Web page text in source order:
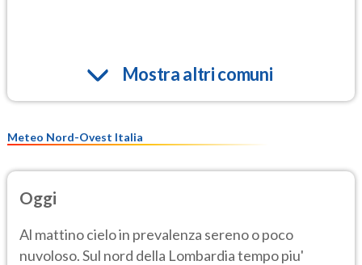
Mostra altri comuni
Meteo Nord-Ovest Italia
Oggi
Al mattino cielo in prevalenza sereno o poco
nuvoloso. Sul nord della Lombardia tempo piu'